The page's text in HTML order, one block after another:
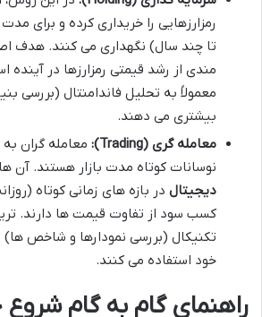
رمزارزهایی را خریداری کرده و برای
تا چند سال) نگهداری می کنند. هدف
مندی از رشد قیمتی رمزارزها در آینده
معمولاً به تحلیل فاندامنتال (بررسی
بیشتری می دهند.
معامله گری (Trading):
معامله گران
نوسانات کوتاه مدت بازار هستند. آن
دیجیتال در بازه های زمانی کوتاه
کسب سود از تفاوت قیمت ها دارند.
تکنیکال (بررسی نمودارها و شاخص
خود استفاده می کنند.
راهنمای گام به گام